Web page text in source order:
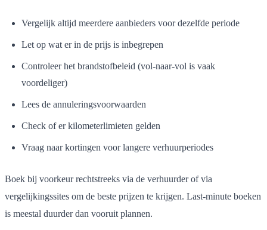
Vergelijk altijd meerdere aanbieders voor dezelfde periode
Let op wat er in de prijs is inbegrepen
Controleer het brandstofbeleid (vol-naar-vol is vaak
voordeliger)
Lees de annuleringsvoorwaarden
Check of er kilometerlimieten gelden
Vraag naar kortingen voor langere verhuurperiodes
Boek bij voorkeur rechtstreeks via de verhuurder of via
vergelijkingssites om de beste prijzen te krijgen. Last-minute boeken
is meestal duurder dan vooruit plannen.